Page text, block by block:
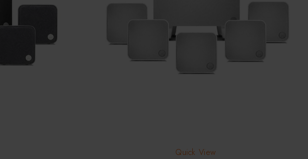
Quick View